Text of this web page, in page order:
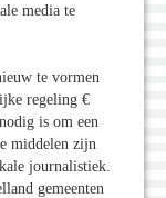
media te
te vormen
regeling €
is om een
middelen zijn
journalistiek.
gemeenten